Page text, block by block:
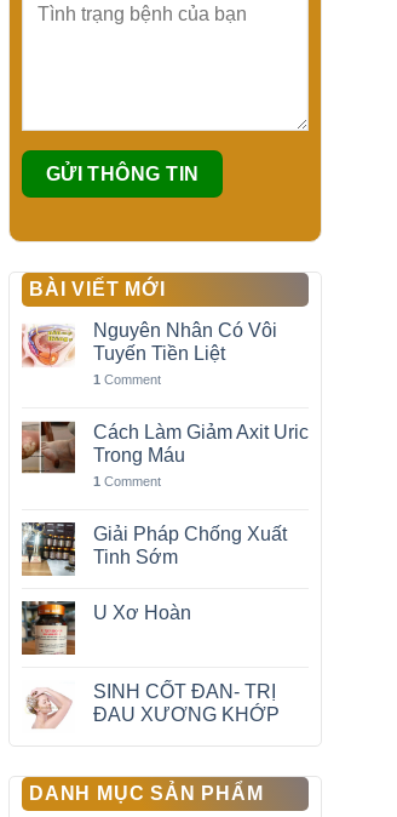
BÀI VIẾT MỚI
Nguyên Nhân Có Vôi
Tuyến Tiền Liệt
1 Comment
Cách Làm Giảm Axit Uric
Trong Máu
1 Comment
Giải Pháp Chống Xuất
Tinh Sớm
U Xơ Hoàn
SINH CỐT ĐAN- TRỊ
ĐAU XƯƠNG KHỚP
DANH MỤC SẢN PHẨM